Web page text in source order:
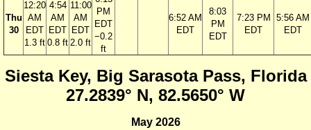
Thu
30
12:20
AM
EDT
1.3 ft
4:54
AM
EDT
0.8 ft
11:00
AM
EDT
2.0 ft
PM
EDT
−0.2
ft
6:52 AM
EDT
8:03
PM
EDT
7:23 PM
EDT
5:56 AM
EDT
Siesta Key, Big Sarasota Pass, Florida
27.2839° N, 82.5650° W
May 2026